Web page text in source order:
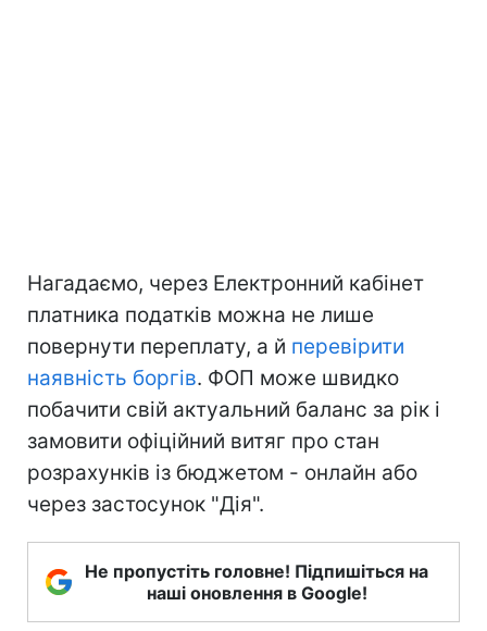
Нагадаємо, через Електронний кабінет
платника податків можна не лише
повернути переплату, а й перевірити
наявність боргів. ФОП може швидко
побачити свій актуальний баланс за рік і
замовити офіційний витяг про стан
розрахунків із бюджетом - онлайн або
через застосунок "Дія".
Не пропустіть головне! Підпишіться на
наші оновлення в Google!